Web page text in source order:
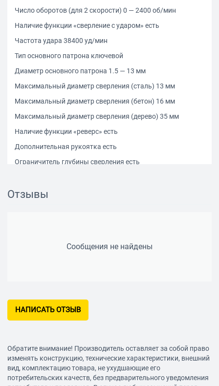
Число оборотов (для 2 скорости) 0 — 2400 об/мин
Наличие функции «сверление с ударом» есть
Частота удара 38400 уд/мин
Тип основного патрона ключевой
Диаметр основного патрона 1.5 — 13 мм
Максимальный диаметр сверления (сталь) 13 мм
Максимальный диаметр сверления (бетон) 16 мм
Максимальный диаметр сверления (дерево) 35 мм
Наличие функции «реверс» есть
Дополнительная рукоятка есть
Ограничитель глубины сверления есть
Особенности Универсальный инструмент для сверления
Длина инструмента 400 мм
Глубиномер 1 Ключ патрона 1 Кейс 1 Руководство по
эксплуатации 1
Отзывы
Сообщения не найдены
НАПИСАТЬ ОТЗЫВ
Обратите внимание! Производитель оставляет за собой право
изменять конструкцию, технические характеристики, внешний
вид, комплектацию товара, не ухудшающие его
потребительских качеств, без предварительного уведомления